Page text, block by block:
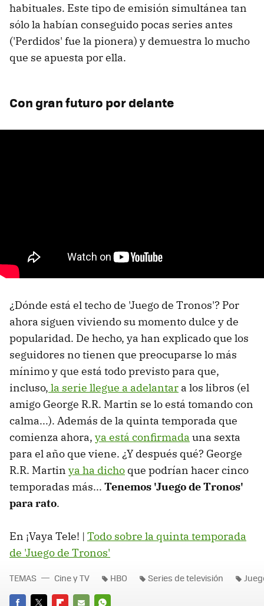
habituales. Este tipo de emisión simultánea tan
sólo la habían conseguido pocas series antes
('Perdidos' fue la pionera) y demuestra lo mucho
que se apuesta por ella.
Con gran futuro por delante
¿Dónde está el techo de 'Juego de Tronos'? Por
ahora siguen viviendo su momento dulce y de
popularidad. De hecho, ya han explicado que los
seguidores no tienen que preocuparse lo más
mínimo y que está todo previsto para que,
incluso, la serie llegue a adelantar a los libros (el
amigo George R.R. Martin se lo está tomando con
calma...). Además de la quinta temporada que
comienza ahora, ya está confirmada una sexta
para el año que viene. ¿Y después qué? George
R.R. Martin ya ha dicho que podrían hacer cinco
temporadas más... Tenemos 'Juego de Tronos'
para rato.
En ¡Vaya Tele! | Todo sobre la quinta temporada
de 'Juego de Tronos'
TEMAS Cine y TV HBO Series de televisión